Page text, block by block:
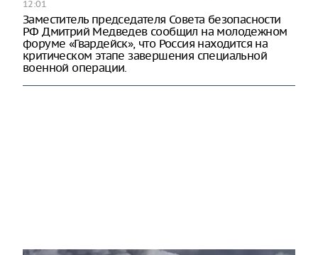
12:01
Заместитель председателя Совета безопасности
РФ Дмитрий Медведев сообщил на молодежном
форуме «Гвардейск», что Россия находится на
критическом этапе завершения специальной
военной операции.